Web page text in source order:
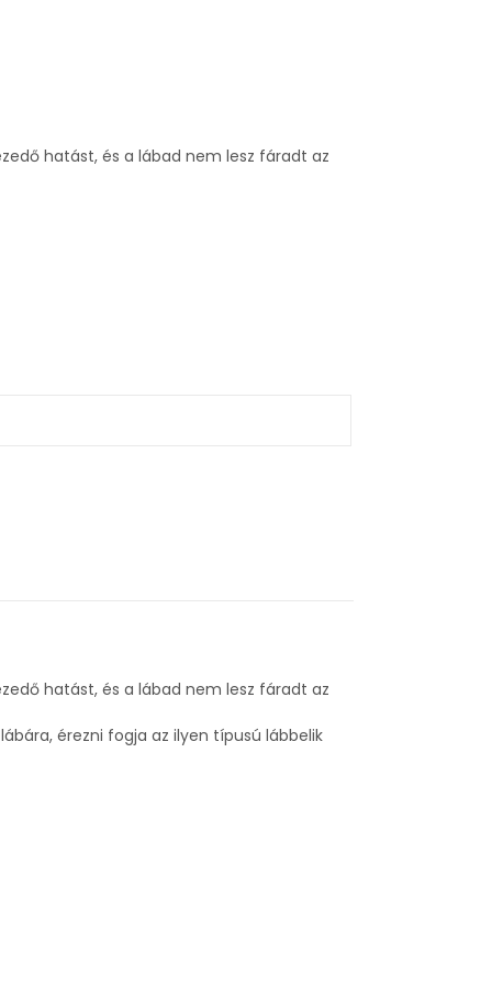
hatást, és a lábad nem lesz fáradt az
hatást, és a lábad nem lesz fáradt az
érezni fogja az ilyen típusú lábbelik